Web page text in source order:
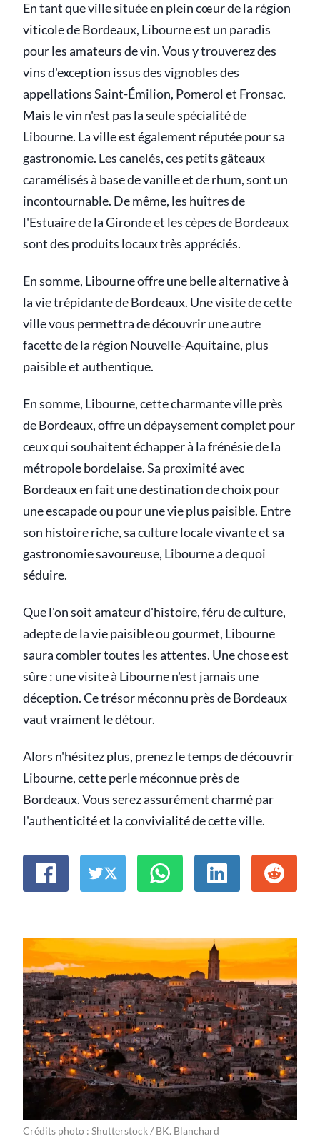
En tant que ville située en plein cœur de la région
viticole de Bordeaux, Libourne est un paradis
pour les amateurs de vin. Vous y trouverez des
vins d'exception issus des vignobles des
appellations Saint-Émilion, Pomerol et Fronsac.
Mais le vin n'est pas la seule spécialité de
Libourne. La ville est également réputée pour sa
gastronomie. Les canelés, ces petits gâteaux
caramélisés à base de vanille et de rhum, sont un
incontournable. De même, les huîtres de
l'Estuaire de la Gironde et les cèpes de Bordeaux
sont des produits locaux très appréciés.
En somme, Libourne offre une belle alternative à
la vie trépidante de Bordeaux. Une visite de cette
ville vous permettra de découvrir une autre
facette de la région Nouvelle-Aquitaine, plus
paisible et authentique.
En somme, Libourne, cette charmante ville près
de Bordeaux, offre un dépaysement complet pour
ceux qui souhaitent échapper à la frénésie de la
métropole bordelaise. Sa proximité avec
Bordeaux en fait une destination de choix pour
une escapade ou pour une vie plus paisible. Entre
son histoire riche, sa culture locale vivante et sa
gastronomie savoureuse, Libourne a de quoi
séduire.
Que l'on soit amateur d'histoire, féru de culture,
adepte de la vie paisible ou gourmet, Libourne
saura combler toutes les attentes. Une chose est
sûre : une visite à Libourne n'est jamais une
déception. Ce trésor méconnu près de Bordeaux
vaut vraiment le détour.
Alors n'hésitez plus, prenez le temps de découvrir
Libourne, cette perle méconnue près de
Bordeaux. Vous serez assurément charmé par
l'authenticité et la convivialité de cette ville.
Crédits photo : Shutterstock / BK. Blanchard